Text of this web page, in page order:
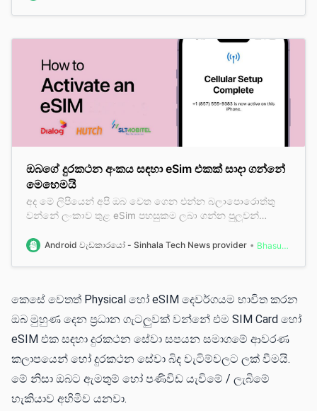
කාලයේ එම SIM වලට ආදේශකයක් වශයෙන් තාක්ෂණික
දියුණුවත් සමග eSIM භාවිතයට නැඹුරු වීම සඳහා දුරකථන
නිෂ්පාදන සමාගම් කටයුතු කරමින් පවතී. එයට කදිම
උදාහරණයක් වශයෙන් මෑ
ඔබගේ දුරකථන අංකය සඳහා eSim එකක් සාදා ගන්නේ
මෙහෙමයි
අද මේ ලිපියෙන් අපි ඔබ වෙත ගෙන එන්න බලාපොරොත්තු
වන්නේ ලංකාව තුළ eSim පහසුකම ලබා ගන්න පුලුවන්
Smartphones සඳහා ලබා ගන්නේ කෙසේ ද යන්න පිළිබඳවයි.
Android වැඩකාරයෝ - Sinhala Tech News provider Bhasura Nuwan Kularathna
කෙසේ වෙතත් Physical හෝ eSIM දෙවර්ගයම භාවිත කරන
ඔබ මුහුණ දෙන ප්‍රධාන ගැටලුවක් වන්නේ එම SIM Card හෝ
eSIM එක සඳහා දුරකථන සේවා සපයන සමාගමේ ආවරණ
කලාපයෙන් හෝ දුරකථන සේවා බිද වැටිම්වලට ලක් වීමයි.
මේ නිසා ඔබට ඇමතුම් හෝ පණිවිඩ යැවිමේ / ලැබිමේ
හැකියාව අහිමිව යනවා.